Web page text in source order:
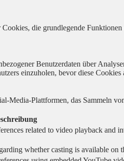
die grundlegende
Benutzerdaten über
einzuholen, bevor diese
Media-Plattformen, das Sammeln
related to video playback and
whether casting is available on